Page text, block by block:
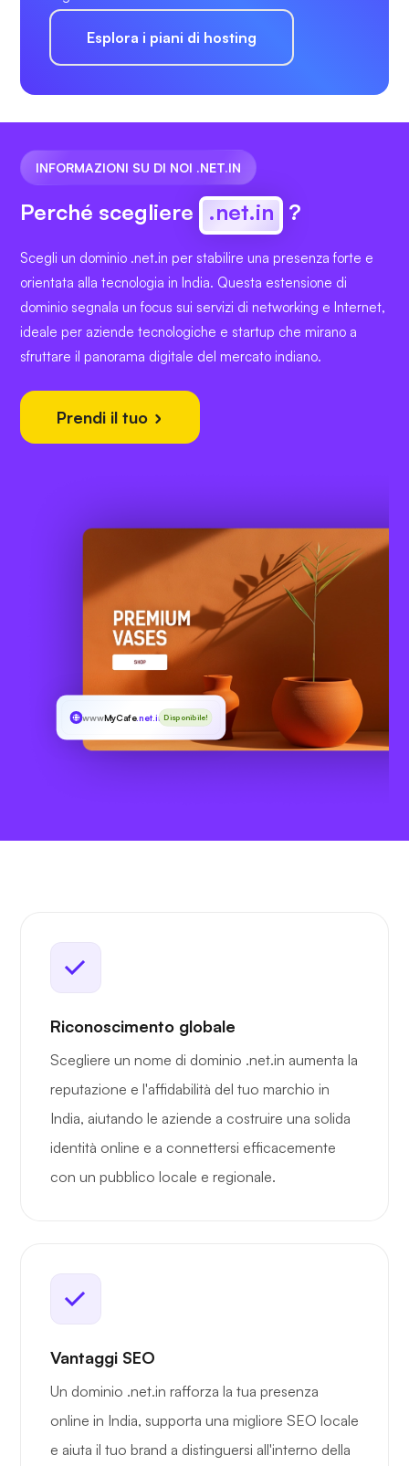
Esplora i piani di hosting
INFORMAZIONI SU DI NOI .NET.IN
Perché scegliere .net.in ?
Scegli un dominio .net.in per stabilire una presenza forte e
orientata alla tecnologia in India. Questa estensione di
dominio segnala un focus sui servizi di networking e Internet,
ideale per aziende tecnologiche e startup che mirano a
sfruttare il panorama digitale del mercato indiano.
Prendi il tuo
wwwMyCafe.net.in Disponibile!
Riconoscimento globale
Scegliere un nome di dominio .net.in aumenta la
reputazione e l'affidabilità del tuo marchio in
India, aiutando le aziende a costruire una solida
identità online e a connettersi efficacemente
con un pubblico locale e regionale.
Vantaggi SEO
Un dominio .net.in rafforza la tua presenza
online in India, supporta una migliore SEO locale
e aiuta il tuo brand a distinguersi all'interno della